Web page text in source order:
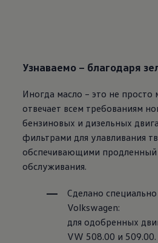
Узнаваемо – благодаря
Иногда масло – это не просто
отвечает всем требованиям
бензиновых и дизельных
фильтрами для улавливания
обспечивающими продленный
обслуживания.
Сделано
Volkswagen:
для одобренных
VW 508.00 и 509.00.